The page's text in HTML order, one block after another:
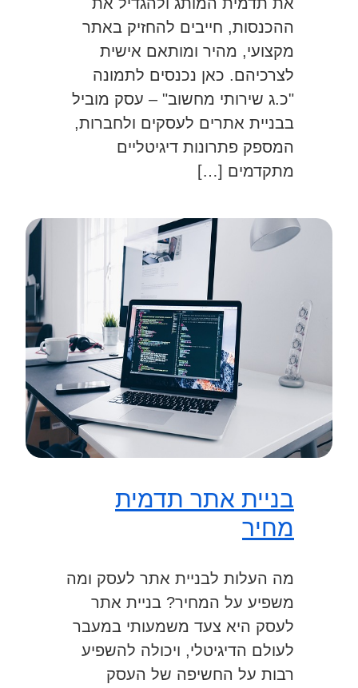
ההכנסות, חייבים להחזיק באתר
מקצועי, מהיר ומותאם אישית
לצרכיהם. כאן נכנסים לתמונה
"כ.ג שירותי מחשוב" – עסק מוביל
בבניית אתרים לעסקים ולחברות,
המספק פתרונות דיגיטליים
מתקדמים […]
בניית אתר תדמית
מחיר
מה העלות לבניית אתר לעסק ומה
משפיע על המחיר? בניית אתר
לעסק היא צעד משמעותי במעבר
לעולם הדיגיטלי, ויכולה להשפיע
רבות על החשיפה של העסק